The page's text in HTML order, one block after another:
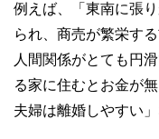
例えば、「東南に張
られ、商売が繁栄す
人間関係がとても円
る家に住むとお金が
夫婦は離婚しやすい